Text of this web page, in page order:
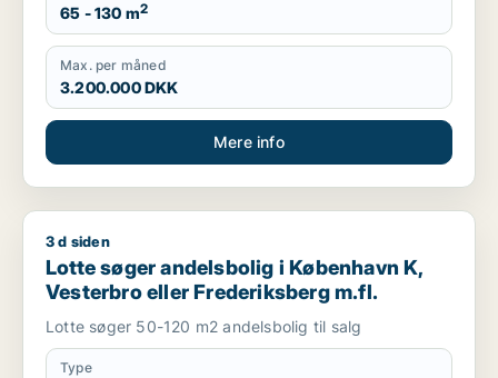
65 - 130 m2
Max. per måned
3.200.000 DKK
Mere info
Lotte søger andelsbolig i København K, Vesterbro eller
3 d siden
Lotte søger andelsbolig i København K,
Vesterbro eller Frederiksberg m.fl.
Lotte søger 50-120 m2 andelsbolig til salg
Type